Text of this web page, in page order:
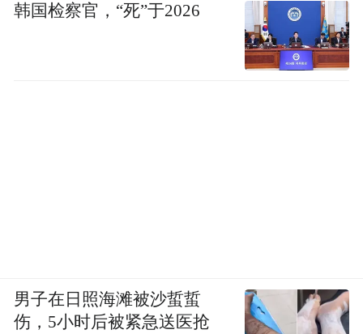
韩国检察官，“死”于2026
男子在日照海滩被沙蜇蜇
伤，5小时后被紧急送医抢